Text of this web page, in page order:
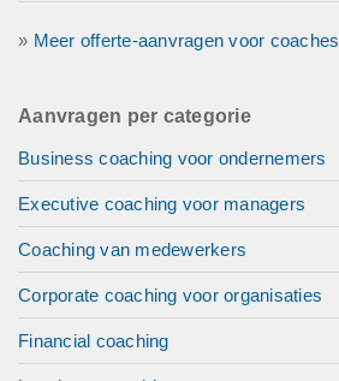
» Meer offerte-aanvragen voor coaches
Aanvragen per categorie
Business coaching voor ondernemers
Executive coaching voor managers
Coaching van medewerkers
Corporate coaching voor organisaties
Financial coaching